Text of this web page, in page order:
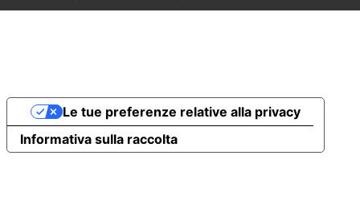
Informativa sulla raccolta
Le tue preferenze relative alla privacy